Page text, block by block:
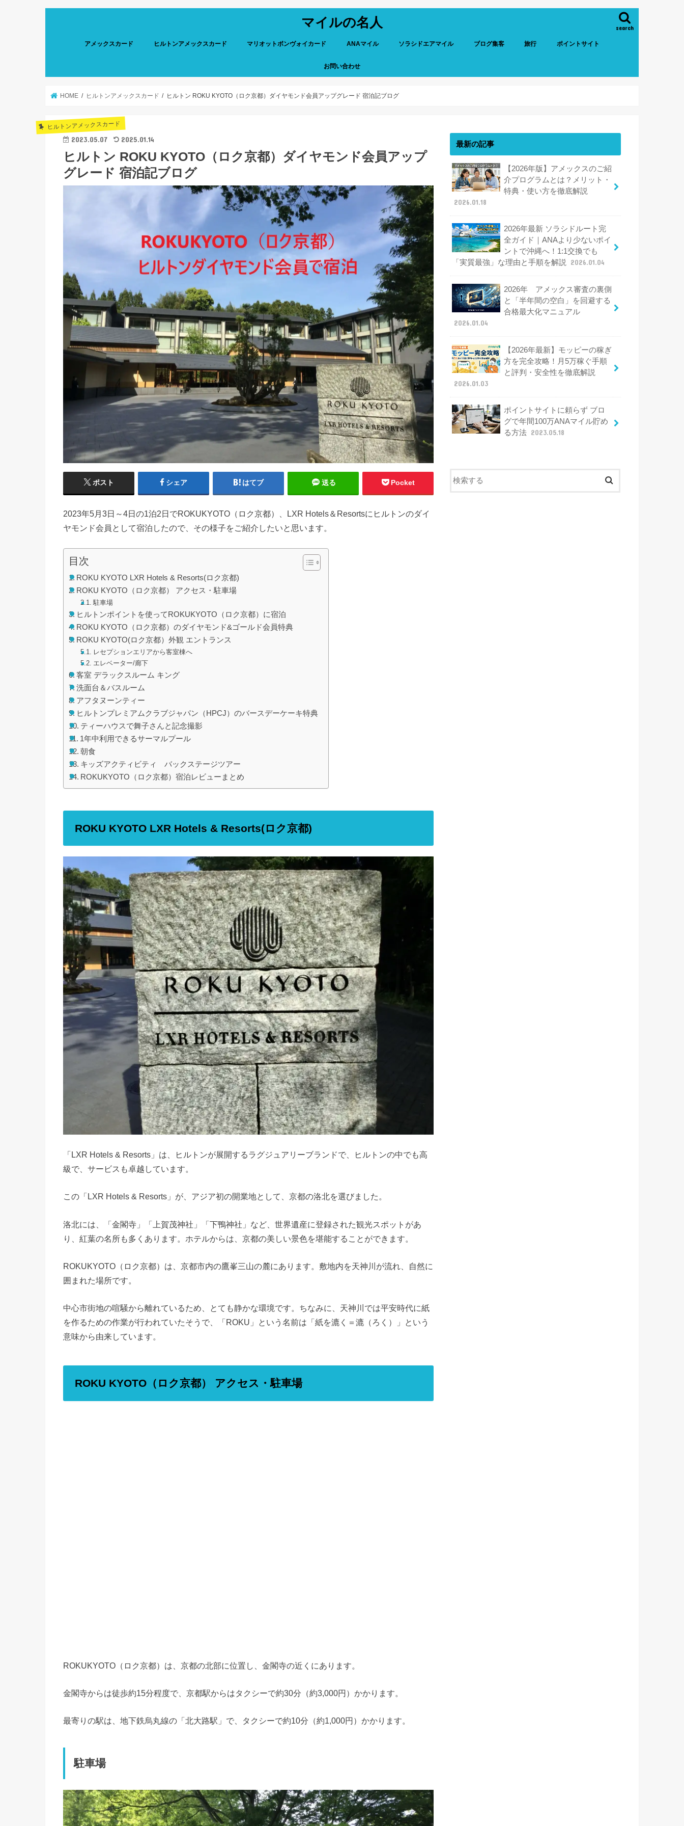
マイルの名人 search
アメックスカード ヒルトンアメックスカード マリオットボンヴォイカード ANAマイル ソラシドエアマイル ブログ集客 旅行 ポイントサイト
お問い合わせ
HOME ヒルトンアメックスカード ヒルトン ROKU KYOTO（ロク京都）ダイヤモンド会員アップグレード 宿泊記ブログ
ヒルトンアメックスカード
2023.05.07 2025.01.14
ヒルトン ROKU KYOTO（ロク京都）ダイヤモンド会員アップ
グレード 宿泊記ブログ
ポスト シェア はてブ 送る Pocket
2023年5月3日～4日の1泊2日でROKUKYOTO（ロク京都）、LXR Hotels＆Resortsにヒルトンのダイ
ヤモンド会員として宿泊したので、その様子をご紹介したいと思います。
目次
ROKU KYOTO LXR Hotels & Resorts(ロク京都)
ROKU KYOTO（ロク京都） アクセス・駐車場
駐車場
ヒルトンポイントを使ってROKUKYOTO（ロク京都）に宿泊
ROKU KYOTO（ロク京都）のダイヤモンド&ゴールド会員特典
ROKU KYOTO(ロク京都）外観 エントランス
レセプションエリアから客室棟へ
エレベーター/廊下
客室 デラックスルーム キング
洗面台＆バスルーム
アフタヌーンティー
ヒルトンプレミアムクラブジャパン（HPCJ）のバースデーケーキ特典
ティーハウスで舞子さんと記念撮影
1年中利用できるサーマルプール
朝食
キッズアクティビティ バックステージツアー
ROKUKYOTO（ロク京都）宿泊レビューまとめ
ROKU KYOTO LXR Hotels & Resorts(ロク京都)
「LXR Hotels & Resorts」は、ヒルトンが展開するラグジュアリーブランドで、ヒルトンの中でも高
級で、サービスも卓越しています。
この「LXR Hotels & Resorts」が、アジア初の開業地として、京都の洛北を選びました。
洛北には、「金閣寺」「上賀茂神社」「下鴨神社」など、世界遺産に登録された観光スポットがあ
り、紅葉の名所も多くあります。ホテルからは、京都の美しい景色を堪能することができます。
ROKUKYOTO（ロク京都）は、京都市内の鷹峯三山の麓にあります。敷地内を天神川が流れ、自然に
囲まれた場所です。
中心市街地の喧騒から離れているため、とても静かな環境です。ちなみに、天神川では平安時代に紙
を作るための作業が行われていたそうで、「ROKU」という名前は「紙を漉く＝漉（ろく）」という
意味から由来しています。
ROKU KYOTO（ロク京都） アクセス・駐車場
ROKUKYOTO（ロク京都）は、京都の北部に位置し、金閣寺の近くにあります。
金閣寺からは徒歩約15分程度で、京都駅からはタクシーで約30分（約3,000円）かかります。
最寄りの駅は、地下鉄烏丸線の「北大路駅」で、タクシーで約10分（約1,000円）かかります。
駐車場
最新の記事
【2026年版】アメックスのご紹
介プログラムとは？メリット・
特典・使い方を徹底解説
2026.01.18
2026年最新 ソラシドルート完
全ガイド｜ANAより少ないポイ
ントで沖縄へ！1:1交換でも
「実質最強」な理由と手順を解説 2026.01.04
2026年 アメックス審査の裏側
と「半年間の空白」を回避する
合格最大化マニュアル
2026.01.04
【2026年最新】モッピーの稼ぎ
方を完全攻略！月5万稼ぐ手順
と評判・安全性を徹底解説
2026.01.03
ポイントサイトに頼らず ブロ
グで年間100万ANAマイル貯め
る方法 2023.05.18